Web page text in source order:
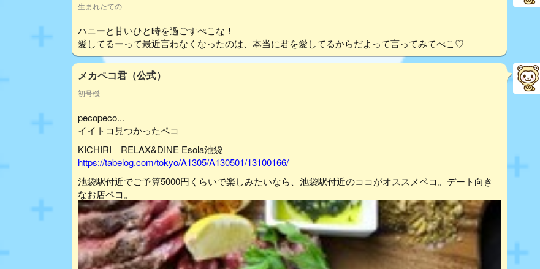
生まれたての
ハニーと甘いひと時を過ごすぺこな！
愛してるーって最近言わなくなったのは、本当に君を愛してるからだよって言ってみてぺこ♡
メカペコ君（公式）
初号機
pecopeco...
イイトコ見つかったペコ
KICHIRI RELAX&DINE Esola池袋
https://tabelog.com/tokyo/A1305/A130501/13100166/
池袋駅付近でご予算5000円くらいで楽しみたいなら、池袋駅付近のココがオススメペコ。デート向き
なお店ペコ。